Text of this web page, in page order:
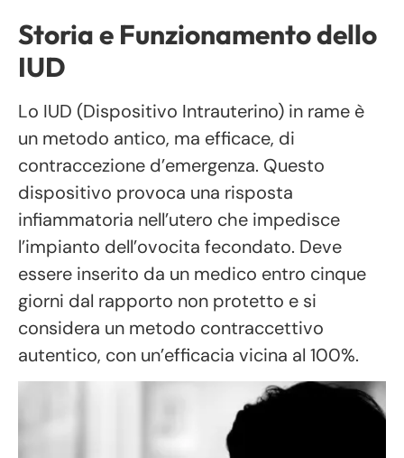
Storia e Funzionamento dello
IUD
Lo IUD (Dispositivo Intrauterino) in rame è
un metodo antico, ma efficace, di
contraccezione d’emergenza. Questo
dispositivo provoca una risposta
infiammatoria nell’utero che impedisce
l’impianto dell’ovocita fecondato. Deve
essere inserito da un medico entro cinque
giorni dal rapporto non protetto e si
considera un metodo contraccettivo
autentico, con un’efficacia vicina al 100%.